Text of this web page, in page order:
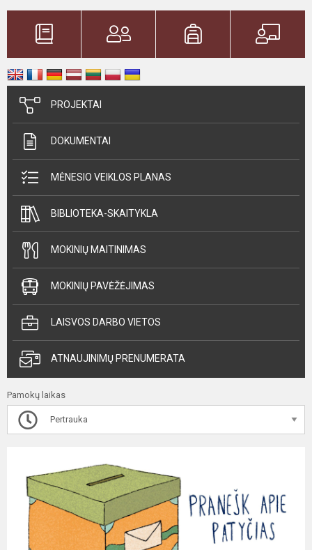
PROJEKTAI
DOKUMENTAI
MĖNESIO VEIKLOS PLANAS
BIBLIOTEKA-SKAITYKLA
MOKINIŲ MAITINIMAS
MOKINIŲ PAVĖŽĖJIMAS
LAISVOS DARBO VIETOS
ATNAUJINIMŲ PRENUMERATA
Pamokų laikas
Pertrauka